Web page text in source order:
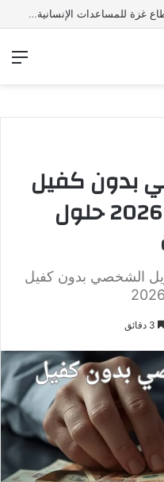
أرقام المؤسسات والجمعيات في قطاع غزة للمساعدات الإنسانية العاجلة
بدون كفيل
مع أملاك العالمية 2026 حلول
الشخصي بدون كفيل